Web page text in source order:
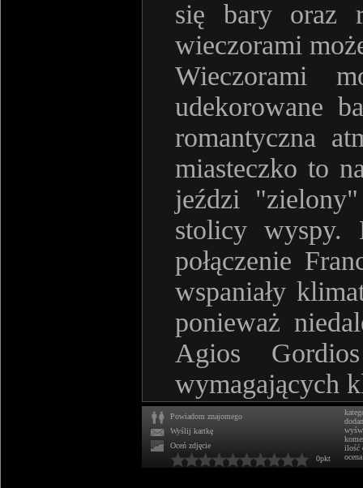
się bary oraz
wieczorami
Wieczorami
udekorowane
romantyczna
miasteczko to
jeździ
stolicy wyspy.
połączenie
wspaniały
ponieważ
Agios
wymagających
Powiadom znajomego
Wyślij kartkę
Oceń zdjęcie
0pkt
ilość
ocena